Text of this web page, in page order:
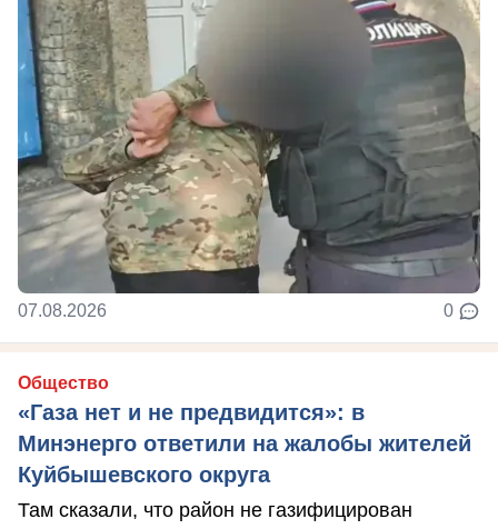
07.08.2026 0
Общество
«Газа нет и не предвидится»: в
Минэнерго ответили на жалобы жителей
Куйбышевского округа
Там сказали, что район не газифицирован